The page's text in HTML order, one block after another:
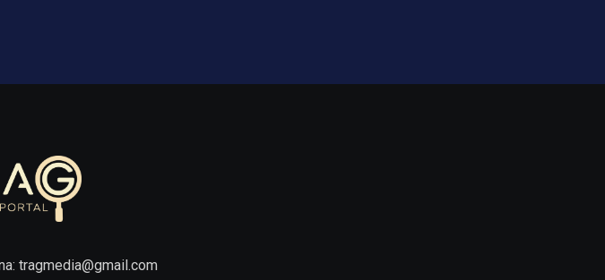
tragmedia@gmail.com